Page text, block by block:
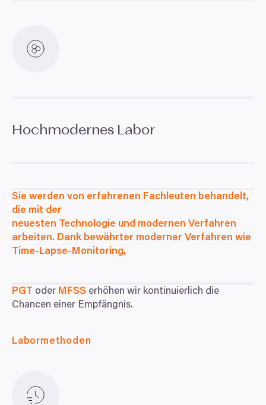
Hochmodernes Labor
Sie werden von erfahrenen Fachleuten behandelt,
die mit der
neuesten Technologie und modernen Verfahren
arbeiten. Dank bewährter moderner Verfahren wie
Time-Lapse-Monitoring,
PGT oder MFSS erhöhen wir kontinuierlich die
Chancen einer Empfängnis.
Labormethoden